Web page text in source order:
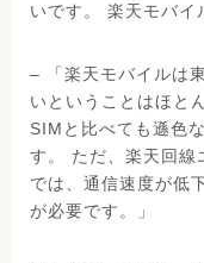
いです。 楽天モバイ
– 「楽天モバイルは
いということはほと
SIMと比べても遜色
す。 ただ、楽天回線
では、通信速度が低
が必要です。」